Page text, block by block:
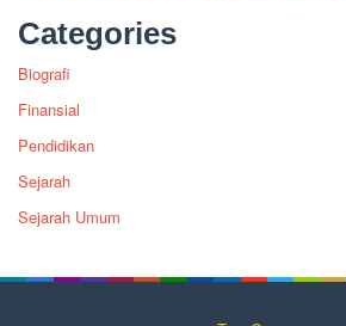
Categories
Biografi
Finansial
Pendidikan
Sejarah
Sejarah Umum